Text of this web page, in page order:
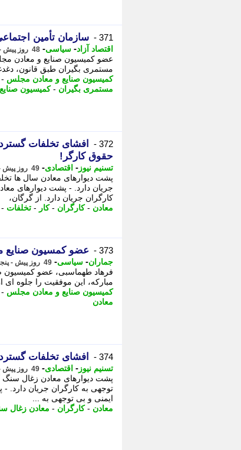
371 - سازمان تأمین
اقتصاد آزاد- سیاسی- 48 روز پیش - جمعه 29 خرداد 1405، 23:07
عضو کمیسیون صنایع و معادن
مستمری بگیران طبق قانون،
کمیسیون صنایع و معادن مجلس -
مستمری بگیران -کمیسیون صنایع
372 -
افشای تخلفات
حقوق کارگر!
تسنیم نیوز - اقتصادی- 49 روز پیش - پنجشنبه 28 خرداد 1405، 15:35
پشت دیوارهای معادن سال ها
جریان دارد. - پشت دیوارهای
کارگران جریان دارد. از گرگان،
معادن -کارگران -کار - تخلفات -
373 - عضو کمسیون صنایع
جماران- سیاسی- 49 روز پیش - پنجشنبه 28 خرداد 1405، 15:35
مبارکه، این موفقیت را جلوه
کمیسیون صنایع و معادن مجلس -
معادن
374 - افشای تخلفات
تسنیم نیوز - اقتصادی- 49 روز پیش - پنجشنبه 28 خرداد 1405، 15:20
پشت دیوارهای معادن زغال سنگ
توجهی به کارگران جریان دارد.
ایمنی و بی توجهی به ...
معادن -کارگران - معادن زغال